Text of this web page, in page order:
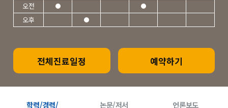
오전
오후
전체진료일정 예약하기
학력/경력/
논문/저서 언론보도